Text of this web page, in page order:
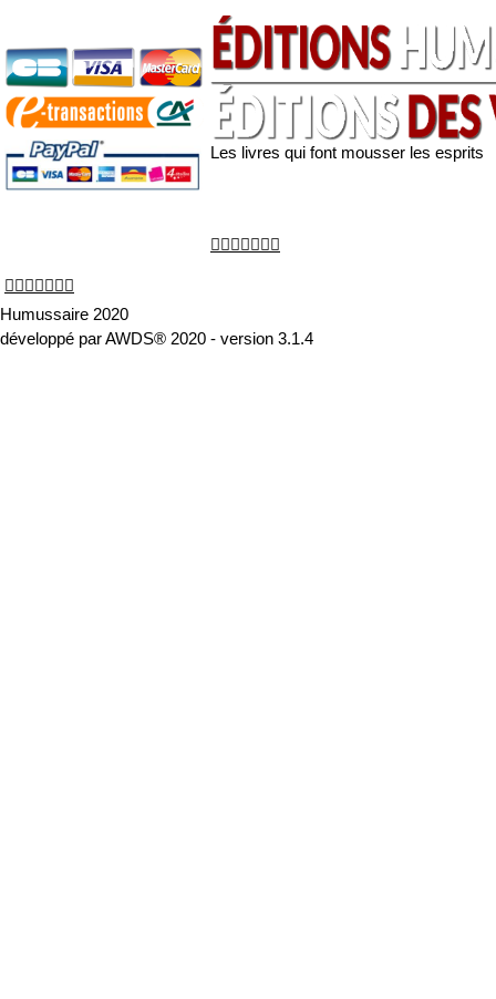
Les livres qui font mousser les esprits
Humussaire 2020
développé par AWDS® 2020 - version 3.1.4